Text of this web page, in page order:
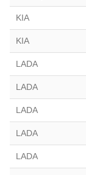
KIA
KIA
LADA
LADA
LADA
LADA
LADA